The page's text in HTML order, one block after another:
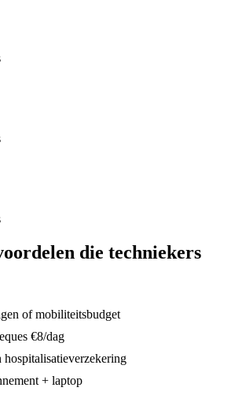
die techniekers
of mobiliteitsbudget
€8/dag
hospitalisatieverzekering
+ laptop